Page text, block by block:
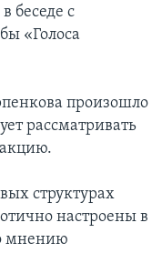
беседе с
«Голоса
произошло
рассматривать
структурах
настроены в
мнению